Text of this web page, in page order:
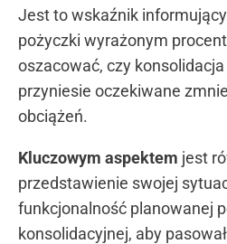
Jest to wskaźnik
pożyczki wyrażonym
oszacować, czy
przyniesie oczekiwane
obciążeń.
Kluczowym aspektem jest
przedstawienie swojej
funkcjonalność planowanej
konsolidacyjnej, aby